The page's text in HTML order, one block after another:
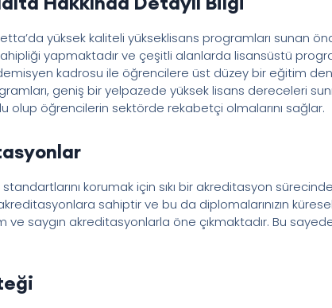
yüksek kaliteli yükseklisans programları sunan
yapmaktadır ve çeşitli alanlarda lisansüstü
kadrosu ile öğrencilere üst düzey bir eğitim
geniş bir yelpazede yüksek lisans dereceleri
olup öğrencilerin sektörde rekabetçi olmalarını sağlar.
korumak için sıkı bir akreditasyon
sahiptir ve bu da diplomalarınızın
saygın akreditasyonlarla öne çıkmaktadır. Bu